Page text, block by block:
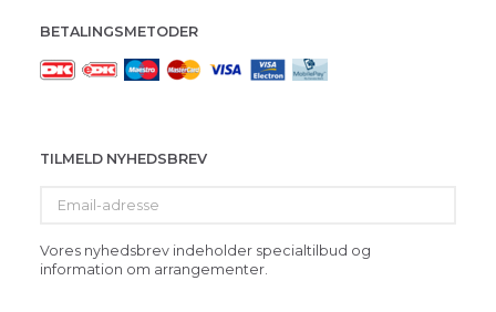
BETALINGSMETODER
TILMELD NYHEDSBREV
adresse
Vores nyhedsbrev indeholder specialtilbud og
information om arrangementer.